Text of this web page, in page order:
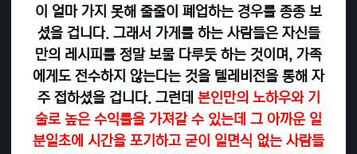
이 얼마 가지 못해 줄줄이 폐업하는 경우를 종종 보
셨을 겁니다. 그래서 가게를 하는 사람들은 자신들
만의 레시피를 정말 보물 다루듯 하는 것이며, 가족
에게도 전수하지 않는다는 것을 텔레비전을 통해 자
주 접하셨을 겁니다. 그런데 본인만의 노하우와 기
술로 높은 수익률을 가져갈 수 있는데 그 아까운 일
분일초에 시간을 포기하고 굳이 일면식 없는 사람들